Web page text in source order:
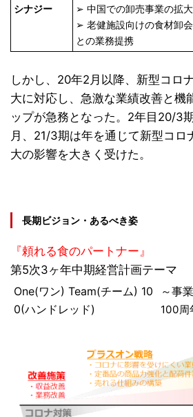
シナジー
➢ 中国での卸売事業の拡大
➢ 老健施設向けの食材卸
との業務提携
しかし、20年2月以降、新型コロ
大に対応し、急激な業績改善と機
ップが急務となった。2年目20/3
月、21/3期は年を通じて新型コロ
大の影響を大きく受けた。
長期ビジョン・あるべき姿
『頼れる食のパートナー』
第5次3ヶ年中期経営計画テーマ
One(ワン) Team(チーム) 10
0(ハンドレッド)
～事
100周